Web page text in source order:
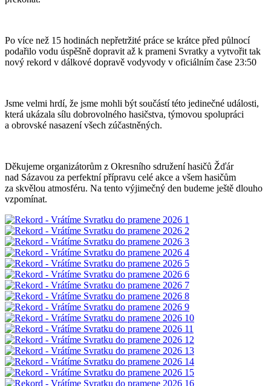
Po více než 15 hodinách nepřetržité práce se krátce před půlnocí
podařilo vodu úspěšně dopravit až k prameni Svratky a vytvořit tak
nový rekord v dálkové dopravě vodyvody v oficiálním čase 23:50
Jsme velmi hrdí, že jsme mohli být součástí této jedinečné události,
která ukázala sílu dobrovolného hasičstva, týmovou spolupráci
a obrovské nasazení všech zúčastněných.
Děkujeme organizátorům z Okresního sdružení hasičů Žďár
nad Sázavou za perfektní přípravu celé akce a všem hasičům
za skvělou atmosféru. Na tento výjimečný den budeme ještě dlouho
vzpomínat.